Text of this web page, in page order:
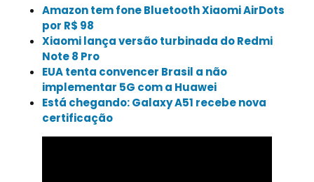
Amazon tem fone Bluetooth Xiaomi AirDots
por R$ 98
Xiaomi lança versão turbinada do Redmi
Note 8 Pro
EUA tenta convencer Brasil a não
implementar 5G com a Huawei
Está chegando: Galaxy A51 recebe nova
certificação